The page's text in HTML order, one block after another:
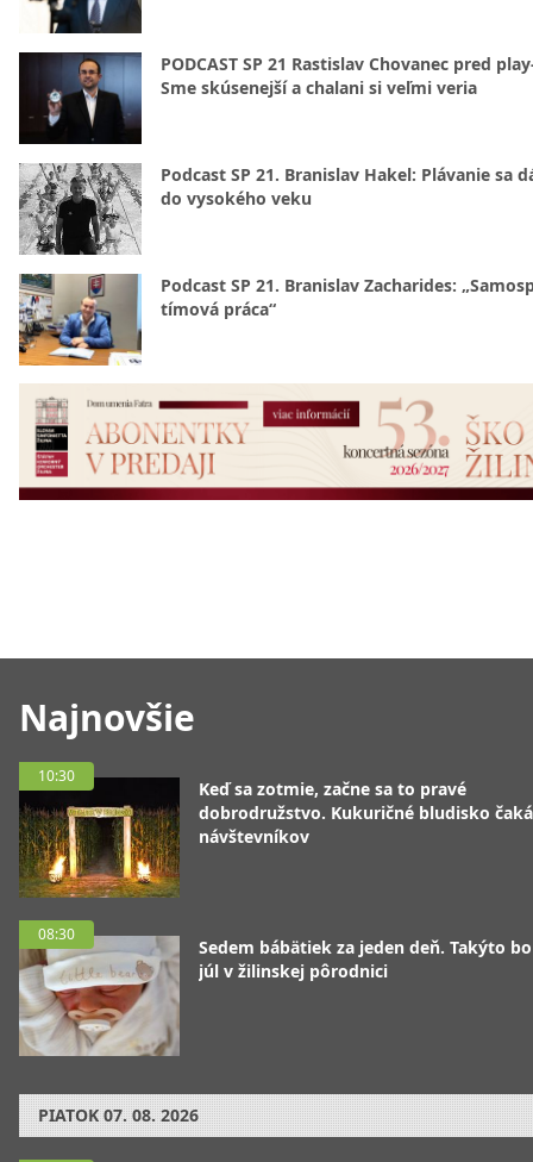
Najnovšie
10:30
Keď sa zotmie, začne sa to pravé
dobrodružstvo. Kukuričné bludisko
návštevníkov
08:30
Sedem bábätiek za jeden deň. Takýto
júl v žilinskej pôrodnici
PIATOK 07. 08. 2026
PODCAST SP 21 Rastislav Chovanec pred
Sme skúsenejší a chalani si veľmi veria
Podcast SP 21. Branislav Hakel: Plávanie sa
do vysokého veku
Podcast SP 21. Branislav Zacharides:
tímová práca“